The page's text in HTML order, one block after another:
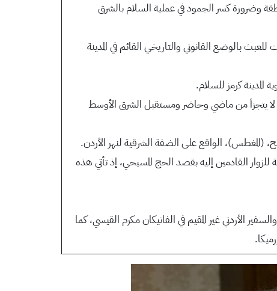
وضرورة كسر الجمود في عملية السلام بالشرق
بالوضع القانوني والتاريخي القائم في المدينة
كرمز للسلام.
لا يتجزأ من ماضي وحاضر ومستقبل الشرق الأوسط
(المغطس)، الواقع على الضفة الشرقية لنهر الأردن.
القادمين إليه بقصد الحج المسيحي، إذ تأتي هذه
الأردني غير المقيم في الفاتيكان مكرم القيسي، كما